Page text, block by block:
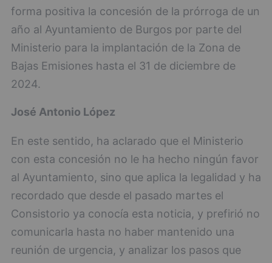
forma positiva la concesión de la prórroga de un
año al Ayuntamiento de Burgos por parte del
Ministerio para la implantación de la Zona de
Bajas Emisiones hasta el 31 de diciembre de
2024.
José Antonio López
En este sentido, ha aclarado que el Ministerio
con esta concesión no le ha hecho ningún favor
al Ayuntamiento, sino que aplica la legalidad y ha
recordado que desde el pasado martes el
Consistorio ya conocía esta noticia, y prefirió no
comunicarla hasta no haber mantenido una
reunión de urgencia, y analizar los pasos que